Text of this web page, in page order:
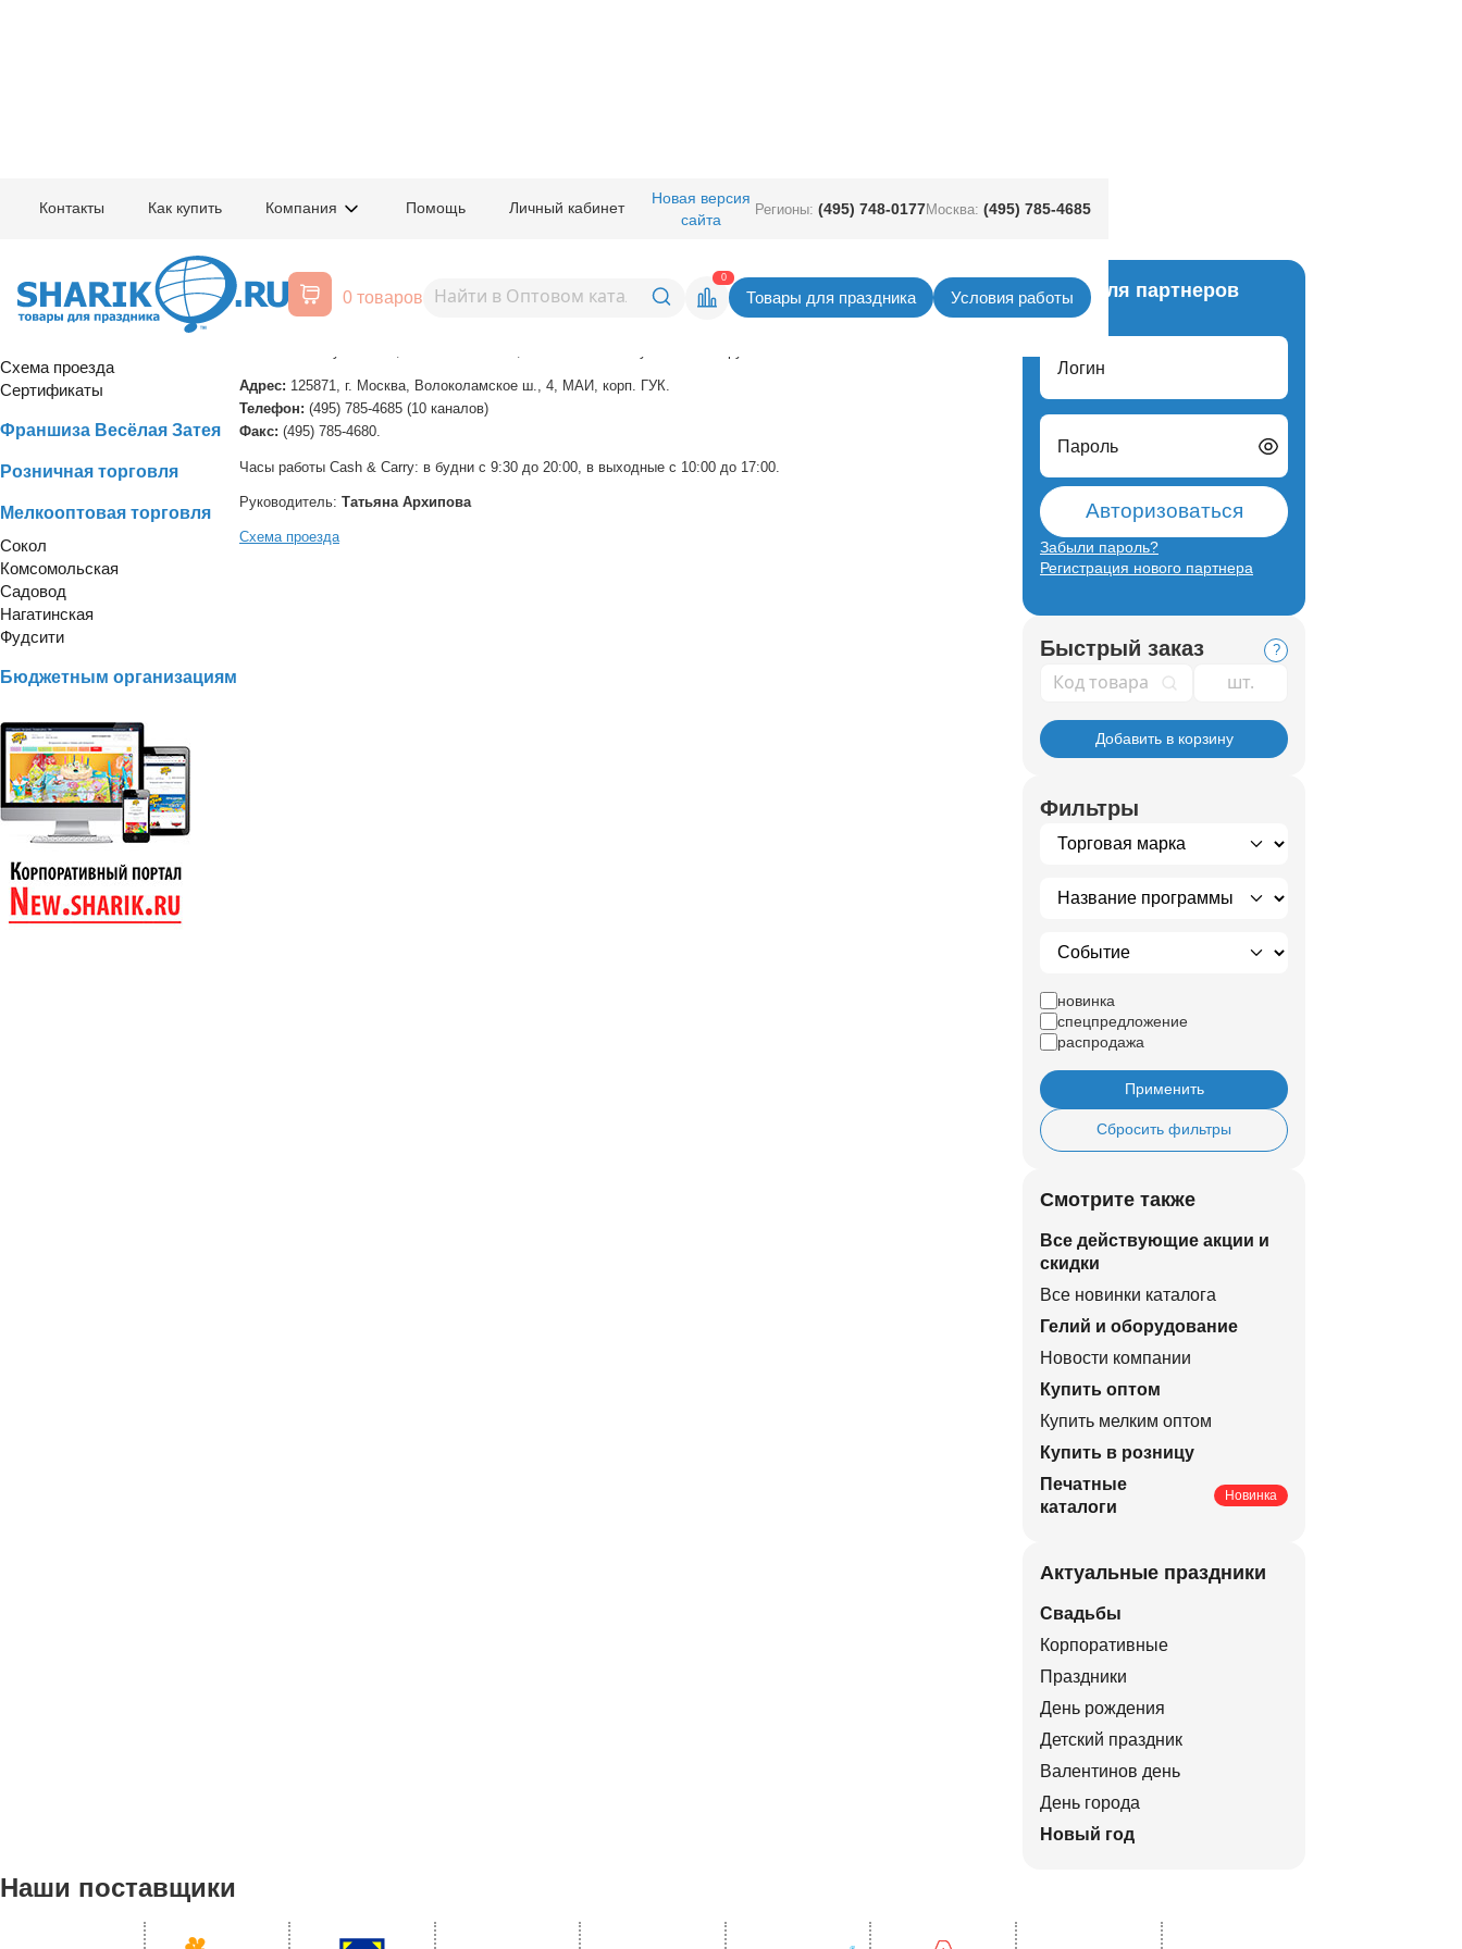
Контакты Как купить Компания Помощь Личный кабинет
Новая версия
сайта
Регионы: (495) 748-0177Москва: (495) 785-4685
0 товаров
0
Товары для праздника Условия работы
Контактная информация – Европа уно трейд
Оптовая торговля
Схема проезда
Сертификаты
Франшиза Весёлая Затея
Розничная торговля
Мелкооптовая торговля
Сокол
Комсомольская
Садовод
Нагатинская
Фудсити
Бюджетным организациям
Мелкооптовые продажи.
Cash & Carry в Москве, станция метро Сокол.
Адрес: 125871, г. Москва, Волоколамское ш., 4, МАИ, корп. ГУК.
Телефон: (495) 785-4685 (10 каналов)
Факс: (495) 785-4680.
Часы работы Cash & Carry: в будни с 9:30 до 20:00, в выходные с 10:00 до 17:00.
Руководитель: Татьяна Архипова
Схема проезда
Вход для партнеров
Логин
Пароль
Авторизоваться
Забыли пароль?
Регистрация нового партнера
Быстрый заказ ?
Код товара
Добавить в корзину
Фильтры
новинка
спецпредложение
распродажа
Применить
Сбросить фильтры
Смотрите также
Все действующие акции и
скидки
Все новинки каталога
Гелий и оборудование
Новости компании
Купить оптом
Купить мелким оптом
Купить в розницу
Печатные
каталоги
Новинка
Актуальные праздники
Свадьбы
Корпоративные
Праздники
День рождения
Детский праздник
Валентинов день
День города
Новый год
Наши поставщики